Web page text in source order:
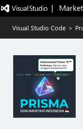
|
Visual Studio Code >